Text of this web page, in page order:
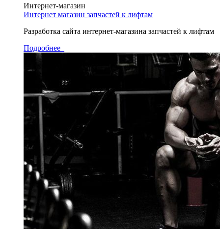
Интернет-магазин
Интернет магазин запчастей к лифтам
Разработка сайта интернет-магазина запчастей к лифтам
Подробнее